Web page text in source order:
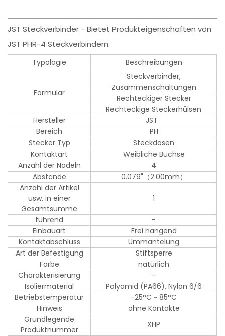
JST Steckverbinder - Bietet Produkteigenschaften von
JST PHR-4 Steckverbindern:
Typologie Beschreibungen
Formular
Steckverbinder,
Zusammenschaltungen
Rechteckiger Stecker
Rechteckige Steckerhülsen
Hersteller
JST
Bereich
PH
Stecker Typ
Steckdosen
Kontaktart
Weibliche Buchse
Anzahl der Nadeln
4
Abstände
0.079"（2.00mm）
Anzahl der Artikel
usw. in einer
Gesamtsumme
1
führend
-
Einbauart
Frei hängend
Kontaktabschluss
Ummantelung
Art der Befestigung
Stiftsperre
Farbe
natürlich
Charakterisierung
-
Isoliermaterial
Polyamid (PA66), Nylon 6/6
Betriebstemperatur
-25°C ~ 85°C
Hinweis
ohne Kontakte
Grundlegende
Produktnummer
XHP